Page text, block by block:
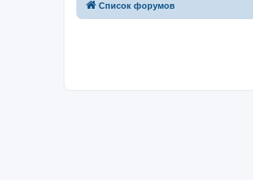
Список форумов